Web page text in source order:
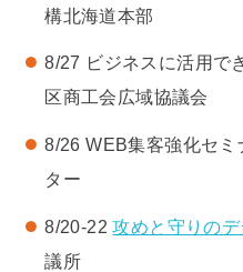
構北海道本部
8/27 ビジネスに活用で
区商工会広域協議会
8/26 WEB集客強化セ
ター
8/20-22攻めと守りの
議所